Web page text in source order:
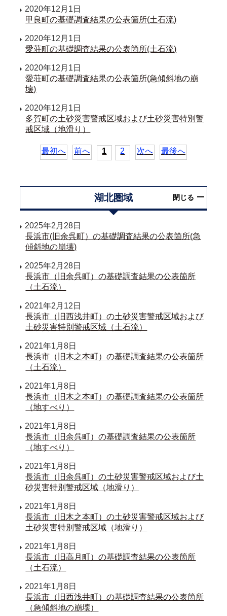
2020年12月1日
甲良町の基礎調査結果の公表箇所(土石流)
2020年12月1日
愛荘町の基礎調査結果の公表箇所(土石流)
2020年12月1日
愛荘町の基礎調査結果の公表箇所(急傾斜地の崩
壊)
2020年12月1日
多賀町の土砂災害警戒区域および土砂災害特別警
戒区域（地滑り）
最初へ 前へ 1 2 次へ 最後へ
湖北圏域 閉じる
2025年2月28日
長浜市(旧余呉町）の基礎調査結果の公表箇所(急
傾斜地の崩壊)
2025年2月28日
長浜市（旧余呉町）の基礎調査結果の公表箇所
（土石流）
2021年2月12日
長浜市（旧西浅井町）の土砂災害警戒区域および
土砂災害特別警戒区域（土石流）
2021年1月8日
長浜市（旧木之本町）の基礎調査結果の公表箇所
（土石流）
2021年1月8日
長浜市（旧木之本町）の基礎調査結果の公表箇所
（地すべり）
2021年1月8日
長浜市（旧余呉町）の基礎調査結果の公表箇所
（地すべり）
2021年1月8日
長浜市（旧余呉町）の土砂災害警戒区域および土
砂災害特別警戒区域（地滑り）
2021年1月8日
長浜市（旧木之本町）の土砂災害警戒区域および
土砂災害特別警戒区域（地滑り）
2021年1月8日
長浜市（旧高月町）の基礎調査結果の公表箇所
（土石流）
2021年1月8日
長浜市（旧西浅井町）の基礎調査結果の公表箇所
（急傾斜地の崩壊）